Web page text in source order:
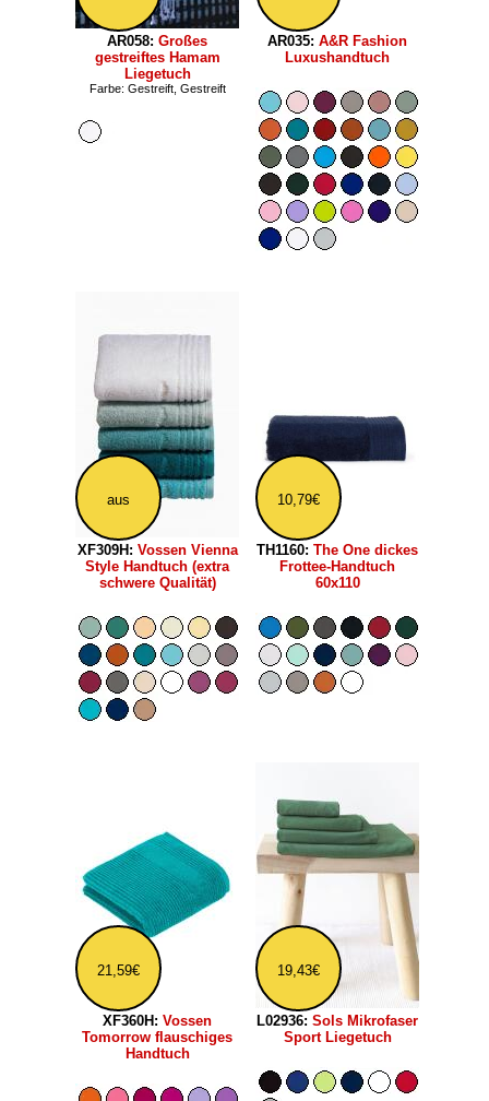
AR058: Großes
gestreiftes Hamam
Liegetuch
Farbe: Gestreift, Gestreift
AR035: A&R Fashion
Luxushandtuch
aus
XF309H: Vossen Vienna
Style Handtuch (extra
schwere Qualität)
10,79€
TH1160: The One dickes
Frottee-Handtuch
60x110
21,59€
XF360H: Vossen
Tomorrow flauschiges
Handtuch
19,43€
L02936: Sols Mikrofaser
Sport Liegetuch